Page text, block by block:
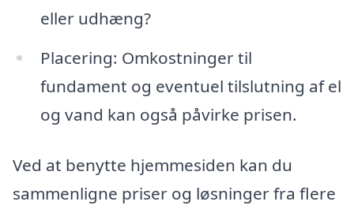
eller udhæng?
Placering: Omkostninger til
fundament og eventuel tilslutning af el
og vand kan også påvirke prisen.
Ved at benytte hjemmesiden kan du
sammenligne priser og løsninger fra flere